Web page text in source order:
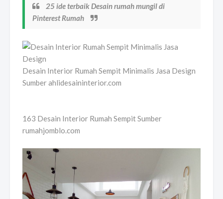
25 ide terbaik Desain rumah mungil di
Pinterest Rumah
Desain Interior Rumah Sempit Minimalis Jasa Design
Sumber ahlidesaininterior.com
163 Desain Interior Rumah Sempit Sumber
rumahjomblo.com